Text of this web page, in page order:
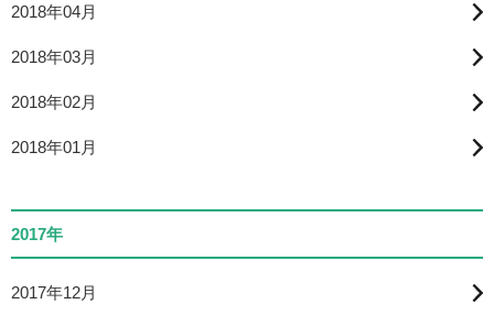
2018年04月
2018年03月
2018年02月
2018年01月
2017年
2017年12月